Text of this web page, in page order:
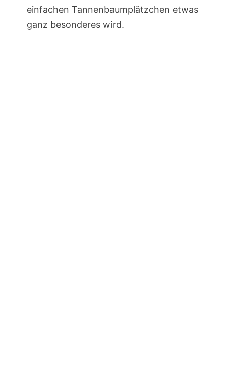
einfachen Tannenbaumplätzchen etwas
ganz besonderes wird.